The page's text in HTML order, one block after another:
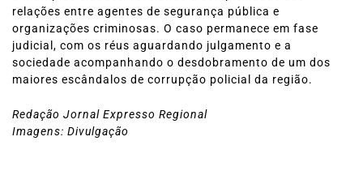
relações entre agentes de segurança pública e
organizações criminosas. O caso permanece em fase
judicial, com os réus aguardando julgamento e a
sociedade acompanhando o desdobramento de um dos
maiores escândalos de corrupção policial da região.
Redação Jornal Expresso Regional
Imagens: Divulgação